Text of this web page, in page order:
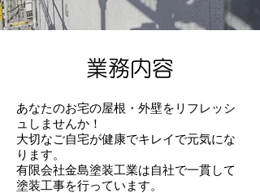
業務内容
あなたのお宅の屋根・外壁をリフレッシ
ュしませんか！
大切なご自宅が健康でキレイで元気にな
ります。
有限会社金島塗装工業は自社で一貫して
塗装工事を行っています。